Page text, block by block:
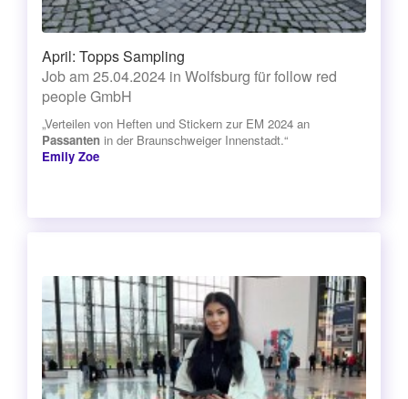
April: Topps Sampling
Job am 25.04.2024 in Wolfsburg für follow red
people GmbH
„Verteilen von Heften und Stickern zur EM 2024 an
Passanten in der Braunschweiger Innenstadt.“
Emily Zoe